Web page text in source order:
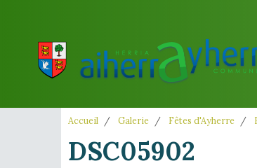
Accueil Galerie Fêtes d'Ayherre
DSC05902